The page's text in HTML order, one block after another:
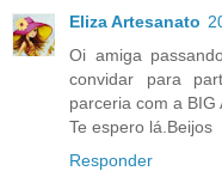
Eliza Artesanato
Oi amiga
convidar para
parceria com a BIG
Te espero lá.Beijos
Responder